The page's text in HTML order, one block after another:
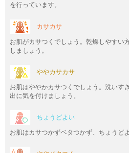
を行っています。
カサカサ
お肌がカサつくでしょう。乾燥しやすい
しましょう。
ややカサカサ
お肌はややかカサつくでしょう。洗いす
出に気を付けましょう。
ちょうどよい
お肌はカサつかずベタつかず、ちょうど